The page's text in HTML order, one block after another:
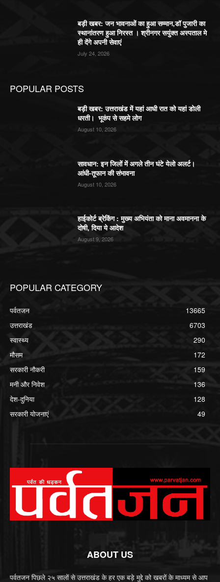
बड़ी खबर: जन भावनाओं का हुआ सम्मान,डॉ पुजारी का
स्थानांतरण हुआ निरस्त । श्रीनगर सयुंक्त अस्पताल मे
ही देंगे अपनी सेवाएं
July 24, 2026
POPULAR POSTS
बड़ी खबर: उत्तराखंड में यहां आधी रात को यहां डोली
धरती। भूकंप से सहमे लोग
August 10, 2026
सावधान: इन जिलों में अगले तीन घंटे येलो अलर्ट।
आंधी-तूफान की संभावना
August 10, 2026
हाईकोर्ट ब्रेकिंग : मुख्य अभियंता को माना अवमानना के
दोषी, दिया ये आदेश
August 9, 2026
POPULAR CATEGORY
पर्वतजन
13665
उत्तराखंड
6703
स्वास्थ्य
290
मौसम
172
सरकारी नौकरी
159
मनी और निवेश
136
देश-दुनिया
128
सरकारी योजनाएं
49
ABOUT US
पर्वतजन पिछले २५ सालों से उत्तराखंड के हर एक बड़े मुद्दे को खबरों के माध्यम से आप